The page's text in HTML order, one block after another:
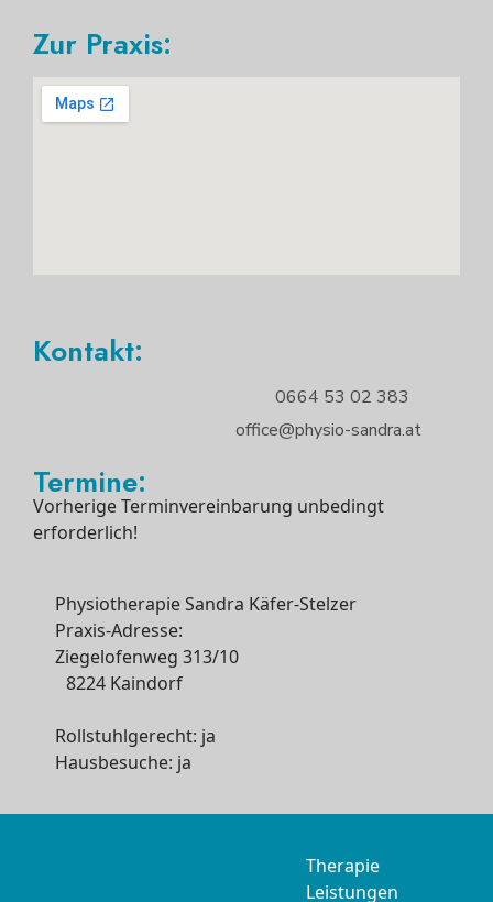
Physiotherapie Sandra Käfer-Stelzer
Praxis-Adresse:
Ziegelofenweg 313/10
8224 Kaindorf
Rollstuhlgerecht: ja
Hausbesuche: ja
Kontakt:
0664 53 02 383
office@physio-sandra.at
Termine:
Vorherige Terminvereinbarung unbedingt
erforderlich!
Zur Praxis:
Therapie
Leistungen